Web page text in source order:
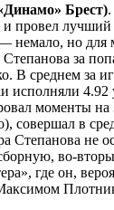
Брест)
провел лучший
немало, но для
за
В среднем за
исполняли 4.92
моменты на
совершал в
Степанова не
во-
где он,